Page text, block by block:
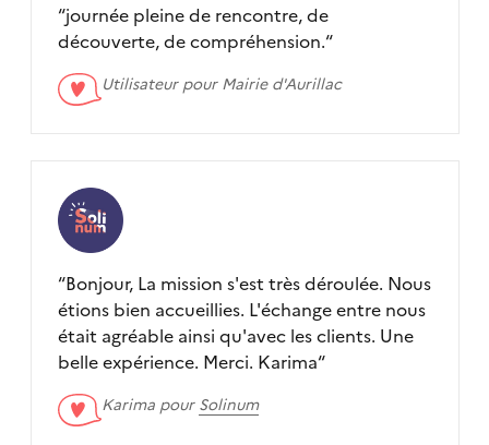
“journée pleine de rencontre, de
découverte, de compréhension.“
Utilisateur pourMairie d'Aurillac
“Bonjour, La mission s'est très déroulée. Nous
étions bien accueillies. L'échange entre nous
était agréable ainsi qu'avec les clients. Une
belle expérience. Merci. Karima“
Karima pourSolinum